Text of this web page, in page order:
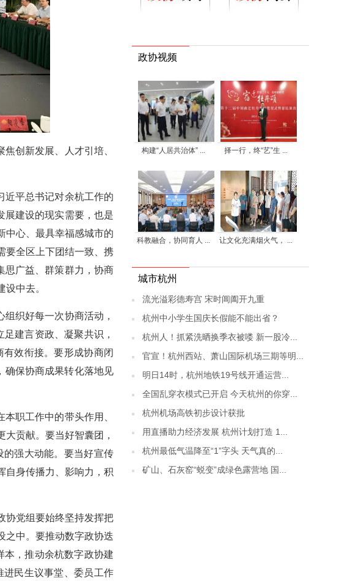
创新发展、人才引培、
近平总书记对余杭工作的
展建设的现实需要，也是
中心、最具幸福感城市的
要全区上下团结一致、携
思广益、群策群力，协商
中去。
织好每一次协商活动，
建言资政、凝聚共识，
效衔接。要形成协商闭
确保协商成果转化落地见
职工作中的带头作用、
贡献。要当好智囊团，
的强大动能。要当好宣传
自身传播力、影响力，积
协党组要始终坚持发挥把
之中。要推动数字政协迭
本，推动余杭数字政协建
民生议事堂、委员工作
政协视频
构建“人居共治体” ... 择一行，终“艺”生 ...
科教融合，协同育人 ... 让文化充满烟火气， ...
城市杭州
流光溢彩德寿宫 宋时阊阖开九重
杭州中小学生国庆长假能不能出省？
杭州人！抓紧洗晒换季衣被喽 新一股冷...
官宣！杭州西站、萧山国际机场三期等明...
明日14时，杭州地铁19号线开通运营...
全国乱穿衣模式已开启 今天杭州的你穿...
杭州机场高铁初步设计获批
用直播助力经济发展 杭州计划打造 1...
杭州最低气温降至“1”字头 天气真的...
矿山、石灰窑“蜕变”成绿色露营地 国...